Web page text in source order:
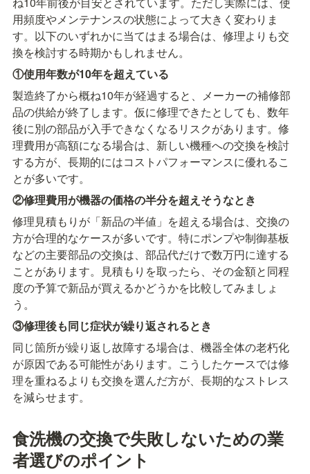
用頻度やメンテナンスの状態によって大きく変わりま
す。以下のいずれかに当てはまる場合は、修理よりも交
換を検討する時期かもしれません。
①使用年数が10年を超えている
製造終了から概ね10年が経過すると、メーカーの補修部
品の供給が終了します。仮に修理できたとしても、数年
後に別の部品が入手できなくなるリスクがあります。修
理費用が高額になる場合は、新しい機種への交換を検討
する方が、長期的にはコストパフォーマンスに優れるこ
とが多いです。
②修理費用が機器の価格の半分を超えそうなとき
修理見積もりが「新品の半値」を超える場合は、交換の
方が合理的なケースが多いです。特にポンプや制御基板
などの主要部品の交換は、部品代だけで数万円に達する
ことがあります。見積もりを取ったら、その金額と同程
度の予算で新品が買えるかどうかを比較してみましょ
う。
③修理後も同じ症状が繰り返されるとき
同じ箇所が繰り返し故障する場合は、機器全体の老朽化
が原因である可能性があります。こうしたケースでは修
理を重ねるよりも交換を選んだ方が、長期的なストレス
を減らせます。
食洗機の交換で失敗しないための業
者選びのポイント